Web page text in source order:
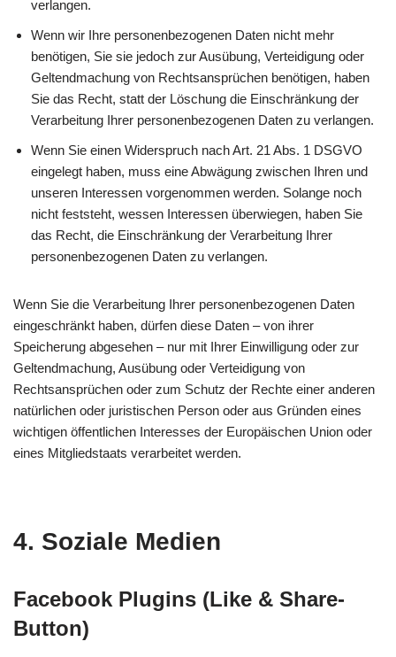
verlangen.
Wenn wir Ihre personenbezogenen Daten nicht mehr
benötigen, Sie sie jedoch zur Ausübung, Verteidigung oder
Geltendmachung von Rechtsansprüchen benötigen, haben
Sie das Recht, statt der Löschung die Einschränkung der
Verarbeitung Ihrer personenbezogenen Daten zu verlangen.
Wenn Sie einen Widerspruch nach Art. 21 Abs. 1 DSGVO
eingelegt haben, muss eine Abwägung zwischen Ihren und
unseren Interessen vorgenommen werden. Solange noch
nicht feststeht, wessen Interessen überwiegen, haben Sie
das Recht, die Einschränkung der Verarbeitung Ihrer
personenbezogenen Daten zu verlangen.
Wenn Sie die Verarbeitung Ihrer personenbezogenen Daten
eingeschränkt haben, dürfen diese Daten – von ihrer
Speicherung abgesehen – nur mit Ihrer Einwilligung oder zur
Geltendmachung, Ausübung oder Verteidigung von
Rechtsansprüchen oder zum Schutz der Rechte einer anderen
natürlichen oder juristischen Person oder aus Gründen eines
wichtigen öffentlichen Interesses der Europäischen Union oder
eines Mitgliedstaats verarbeitet werden.
4. Soziale Medien
Facebook Plugins (Like & Share-
Button)